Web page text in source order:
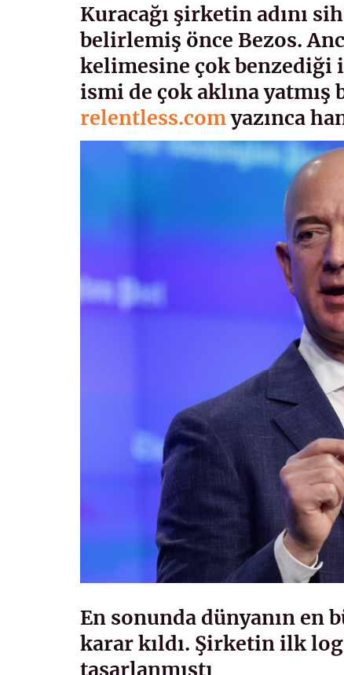
Kuracağı şirketin adını
belirlemiş önce Bezos.
kelimesine çok benzediği
ismi de çok aklına
relentless.comyazınca
En sonunda dünyanın en
karar kıldı. Şirketin ilk
tasarlanmıştı